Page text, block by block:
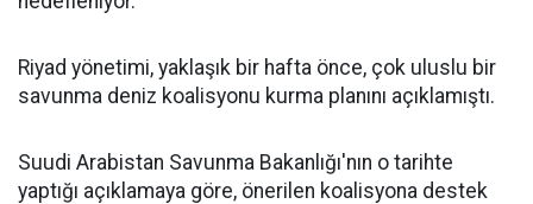
Riyad yönetimi, yaklaşık bir hafta önce, çok uluslu bir
savunma deniz koalisyonu kurma planını açıklamıştı.
Suudi Arabistan Savunma Bakanlığı'nın o tarihte
yaptığı açıklamaya göre, önerilen koalisyona destek